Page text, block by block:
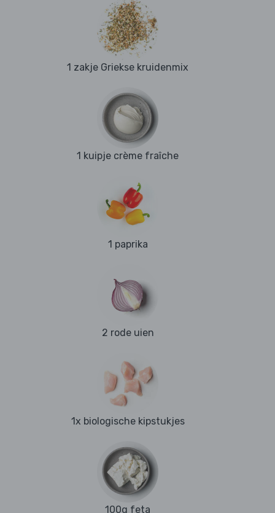
1 zakje Griekse kruidenmix
1 kuipje crème fraîche
1 paprika
2 rode uien
1x biologische kipstukjes
100g feta